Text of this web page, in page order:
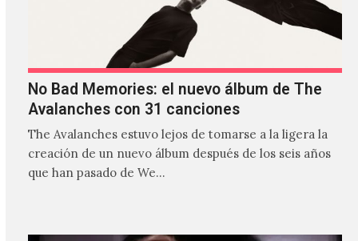
No Bad Memories: el nuevo álbum de The
Avalanches con 31 canciones
The Avalanches estuvo lejos de tomarse a la ligera la
creación de un nuevo álbum después de los seis años
que han pasado de We…